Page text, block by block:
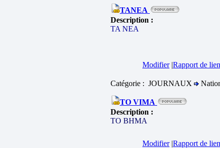
TANEA
Description :
ΤΑ ΝΕΑ
Modifier|Rapport de
Catégorie : JOURNAUX
TO VIMA
Description :
ΤΟ ΒΗΜΑ
Modifier|Rapport de